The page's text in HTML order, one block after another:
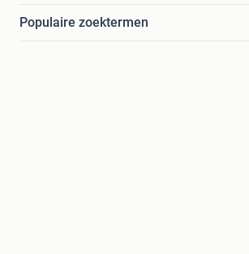
Populaire zoektermen